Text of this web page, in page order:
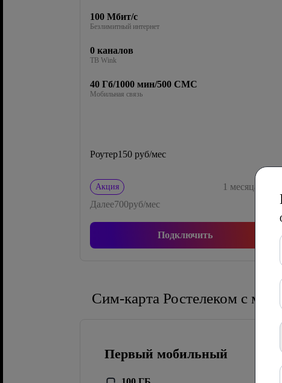
100 Мбит/с
Безлимитный интернет
0 каналов
ТВ Wink
40 Гб/1000 мин/500 СМС
Мобильная связь
Роутер150 руб/мес
Акция 1 месяца
мес
Далее700руб/мес
Подключить
Сим-карта Ростелеком с
Первый мобильный